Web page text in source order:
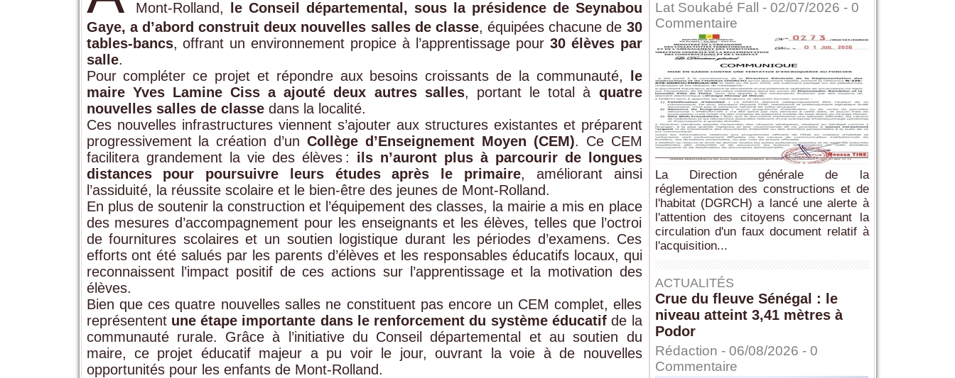
Mont‑Rolland,
le Conseil départemental, sous la présidence de Seynabou
Gaye, a d’abord construit deux nouvelles salles de classe, équipées chacune de 30
tables-bancs, offrant un environnement propice à l’apprentissage pour 30 élèves par
salle.
Pour compléter ce projet et répondre aux besoins croissants de la communauté,
le
maire Yves Lamine Ciss a ajouté deux autres salles, portant le total à quatre
nouvelles salles de classedans la localité.
Ces nouvelles infrastructures viennent s’ajouter aux structures existantes et préparent
progressivement la création d’unCollège d’Enseignement Moyen (CEM). Ce CEM
facilitera grandement la vie des élèves : ils n’auront plus à parcourir de longues
distances pour poursuivre leurs études après le primaire, améliorant ainsi
l’assiduité, la réussite scolaire et le bien-être des jeunes de Mont‑Rolland.
En plus de soutenir la construction et l’équipement des classes, la mairie a mis en place
des mesures d’accompagnement pour les enseignants et les élèves, telles que l’octroi
de fournitures scolaires et un soutien logistique durant les périodes d’examens. Ces
efforts ont été salués par les parents d’élèves et les responsables éducatifs locaux, qui
reconnaissent l’impact positif de ces actions sur l’apprentissage et la motivation des
élèves.
Bien que ces quatre nouvelles salles ne constituent pas encore un CEM complet, elles
représentent une étape importante dans le renforcement du système éducatifde la
communauté rurale. Grâce à l’initiative du Conseil départemental et au soutien du
maire, ce projet éducatif majeur a pu voir le jour, ouvrant la voie à de nouvelles
opportunités pour les enfants de Mont‑Rolland.
Lat Soukabé Fall - 02/07/2026 - 0
Commentaire
La Direction générale de la
réglementation des constructions et de
l'habitat (DGRCH) a lancé une alerte à
l'attention des citoyens concernant la
circulation d'un faux document relatif à
l'acquisition...
ACTUALITÉS
Crue du fleuve Sénégal : le
niveau atteint 3,41 mètres à
Podor
Rédaction - 06/08/2026 - 0
Commentaire